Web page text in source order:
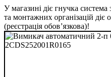
У магазині діє гнучка
та монтажних організацій діє
(реєстрація обов’язкова)!